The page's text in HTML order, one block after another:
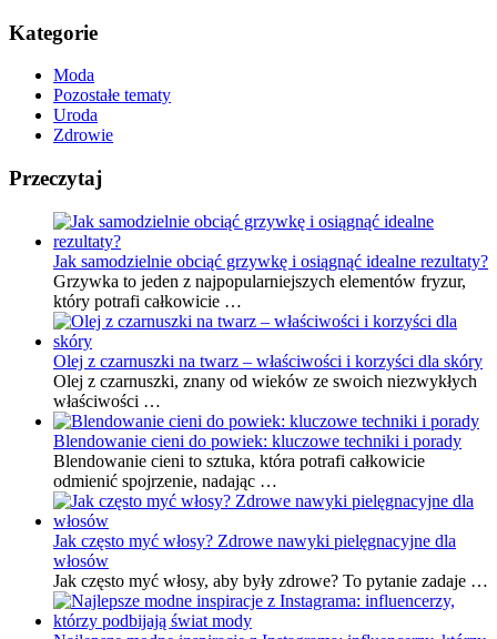
Kategorie
Moda
Pozostałe tematy
Uroda
Zdrowie
Przeczytaj
Jak samodzielnie obciąć grzywkę i osiągnąć idealne rezultaty?
Grzywka to jeden z najpopularniejszych elementów fryzur,
który potrafi całkowicie …
Olej z czarnuszki na twarz – właściwości i korzyści dla skóry
Olej z czarnuszki, znany od wieków ze swoich niezwykłych
właściwości …
Blendowanie cieni do powiek: kluczowe techniki i porady
Blendowanie cieni to sztuka, która potrafi całkowicie
odmienić spojrzenie, nadając …
Jak często myć włosy? Zdrowe nawyki pielęgnacyjne dla
włosów
Jak często myć włosy, aby były zdrowe? To pytanie zadaje …